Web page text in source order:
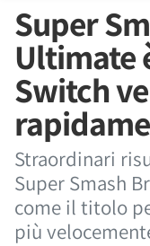
Super
Ultimate
Switch
Straordinari
Super Smash
come il titolo
più